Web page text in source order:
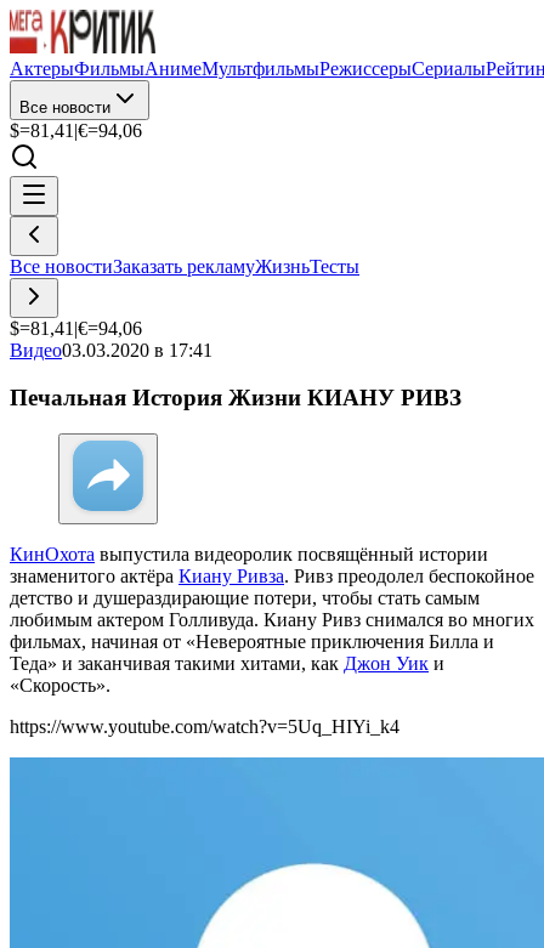
АктерыФильмыАнимеМультфильмыРежиссерыСериалы
Все новости
$=81,41 |€=94,06
Все новостиЗаказать рекламуЖизньТесты
$=81,41 |€=94,06
Видео03.03.2020 в 17:41
Печальная История Жизни КИАНУ РИВЗ
КинОхота выпустила видеоролик посвящённый истории
знаменитого актёра Киану Ривза. Ривз преодолел беспокойное
детство и душераздирающие потери, чтобы стать самым
любимым актером Голливуда. Киану Ривз снимался во многих
фильмах, начиная от «Невероятные приключения Билла и
Теда» и заканчивая такими хитами, как Джон Уик и
«Скорость».
https://www.youtube.com/watch?v=5Uq_HIYi_k4